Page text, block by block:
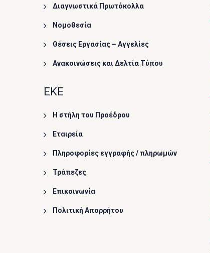
Διαγνωστικά Πρωτόκολλα
Νομοθεσία
Θέσεις Εργασίας – Αγγελίες
Ανακοινώσεις και Δελτία Τύπου
ΕΚΕ
Η στήλη του Προέδρου
Εταιρεία
Πληροφορίες εγγραφής / πληρωμών
Τράπεζες
Επικοινωνία
Πολιτική Απορρήτου